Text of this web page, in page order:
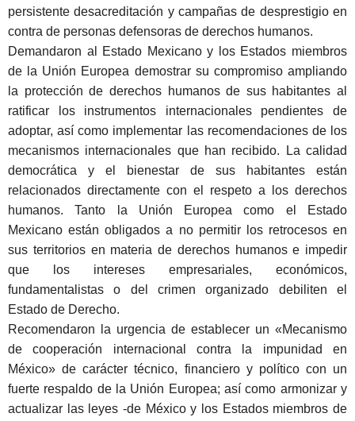
persistente desacreditación y campañas de desprestigio en
contra de personas defensoras de derechos humanos.
Demandaron al Estado Mexicano y los Estados miembros
de la Unión Europea demostrar su compromiso ampliando
la protección de derechos humanos de sus habitantes al
ratificar los instrumentos internacionales pendientes de
adoptar, así como implementar las recomendaciones de los
mecanismos internacionales que han recibido. La calidad
democrática y el bienestar de sus habitantes están
relacionados directamente con el respeto a los derechos
humanos. Tanto la Unión Europea como el Estado
Mexicano están obligados a no permitir los retrocesos en
sus territorios en materia de derechos humanos e impedir
que los intereses empresariales, económicos,
fundamentalistas o del crimen organizado debiliten el
Estado de Derecho.
Recomendaron la urgencia de establecer un «Mecanismo
de cooperación internacional contra la impunidad en
México» de carácter técnico, financiero y político con un
fuerte respaldo de la Unión Europea; así como armonizar y
actualizar las leyes -de México y los Estados miembros de